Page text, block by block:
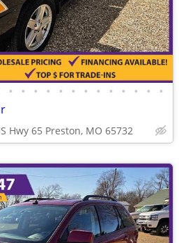
• • • • • • • • • • • • •
Hwy 65 Preston, MO 65732